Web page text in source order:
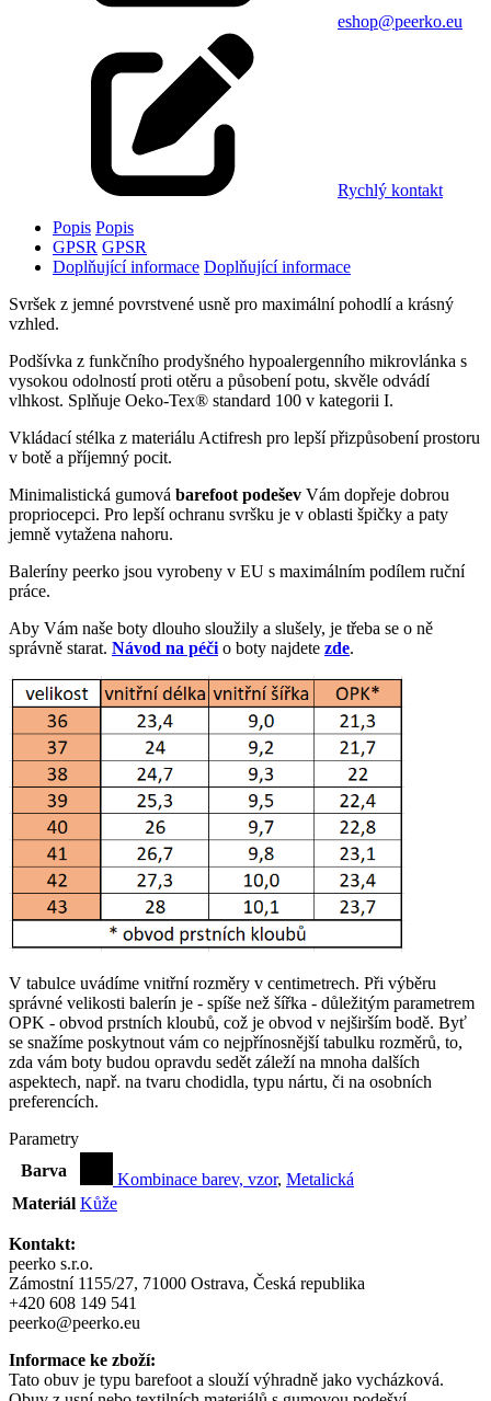
eshop@peerko.eu
Rychlý kontakt
Popis Popis
GPSR GPSR
Doplňující informace Doplňující informace
Svršek z jemné povrstvené usně pro maximální pohodlí a krásný
vzhled.
Podšívka z funkčního prodyšného hypoalergenního mikrovlánka s
vysokou odolností proti otěru a působení potu, skvěle odvádí
vlhkost. Splňuje Oeko-Tex® standard 100 v kategorii I.
Vkládací stélka z materiálu Actifresh pro lepší přizpůsobení prostoru
v botě a příjemný pocit.
Minimalistická gumová barefoot podešev Vám dopřeje dobrou
propriocepci. Pro lepší ochranu svršku je v oblasti špičky a paty
jemně vytažena nahoru.
Baleríny peerko jsou vyrobeny v EU s maximálním podílem ruční
práce.
Aby Vám naše boty dlouho sloužily a slušely, je třeba se o ně
správně starat. Návod na péči o boty najdete zde.
V tabulce uvádíme vnitřní rozměry v centimetrech. Při výběru
správné velikosti balerín je - spíše než šířka - důležitým parametrem
OPK - obvod prstních kloubů, což je obvod v nejširším bodě. Byť
se snažíme poskytnout vám co nejpřínosnější tabulku rozměrů, to,
zda vám boty budou opravdu sedět záleží na mnoha dalších
aspektech, např. na tvaru chodidla, typu nártu, či na osobních
preferencích.
Parametry
Barva
Kombinace barev, vzor, Metalická
Materiál Kůže
Kontakt:
peerko s.r.o.
Zámostní 1155/27, 71000 Ostrava, Česká republika
+420 608 149 541
peerko@peerko.eu
Informace ke zboží:
Tato obuv je typu barefoot a slouží výhradně jako vycházková.